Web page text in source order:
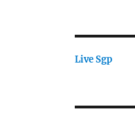
Live Sgp